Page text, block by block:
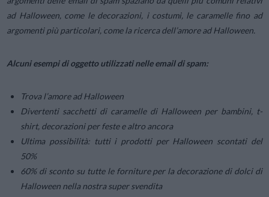
ad Halloween, come le decorazioni, i costumi, le caramelle fino ad
argomenti più particolari, come la ricerca dell’amore ad Halloween.
Alcuni esempi di oggetto utilizzati nelle email di spam:
Trova l’amore ad Halloween
Divertenti sacchetti di caramelle di Halloween per bambini, t-
shirt, decorazioni per feste e altro ancora
Ultima possibilità: tutti i prodotti per Halloween scontati del
50%
60% di sconto su tutte le forniture per la decorazione di dolci di
Halloween nella nostra super svendita